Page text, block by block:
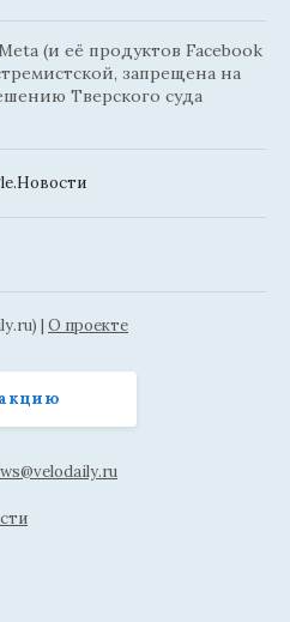
(и её продуктов Facebook
запрещена на
Тверского суда
| О проекте